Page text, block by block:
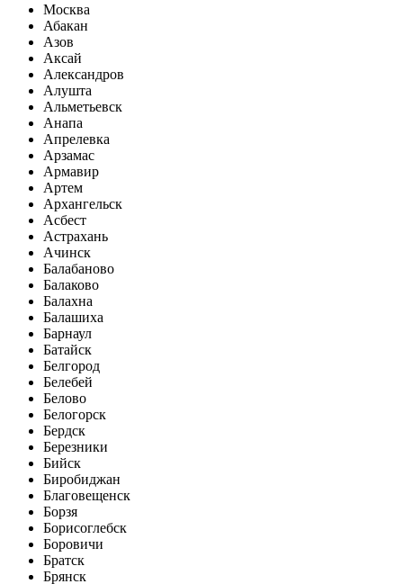
Москва
Абакан
Азов
Аксай
Александров
Алушта
Альметьевск
Анапа
Апрелевка
Арзамас
Армавир
Артем
Архангельск
Асбест
Астрахань
Ачинск
Балабаново
Балаково
Балахна
Балашиха
Барнаул
Батайск
Белгород
Белебей
Белово
Белогорск
Бердск
Березники
Бийск
Биробиджан
Благовещенск
Борзя
Борисоглебск
Боровичи
Братск
Брянск